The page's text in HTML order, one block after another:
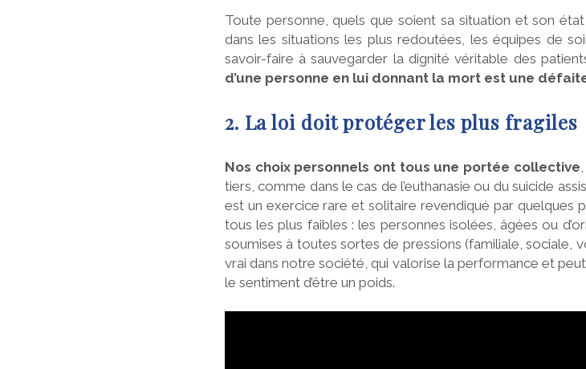
Toute personne, quels que soient sa situation et son
dans les situations les plus redoutées, les équipes de
savoir-faire à sauvegarder la dignité véritable des
d’une personne en lui donnant la mort est une
2. La loi doit protéger les plus fragiles
Nos choix personnels ont tous une portée collective
tiers, comme dans le cas de l’euthanasie ou du suicide
est un exercice rare et solitaire revendiqué par quelques
tous les plus faibles : les personnes isolées, âgées ou
soumises à toutes sortes de pressions (familiale, sociale,
vrai dans notre société, qui valorise la performance et
le sentiment d’être un poids.